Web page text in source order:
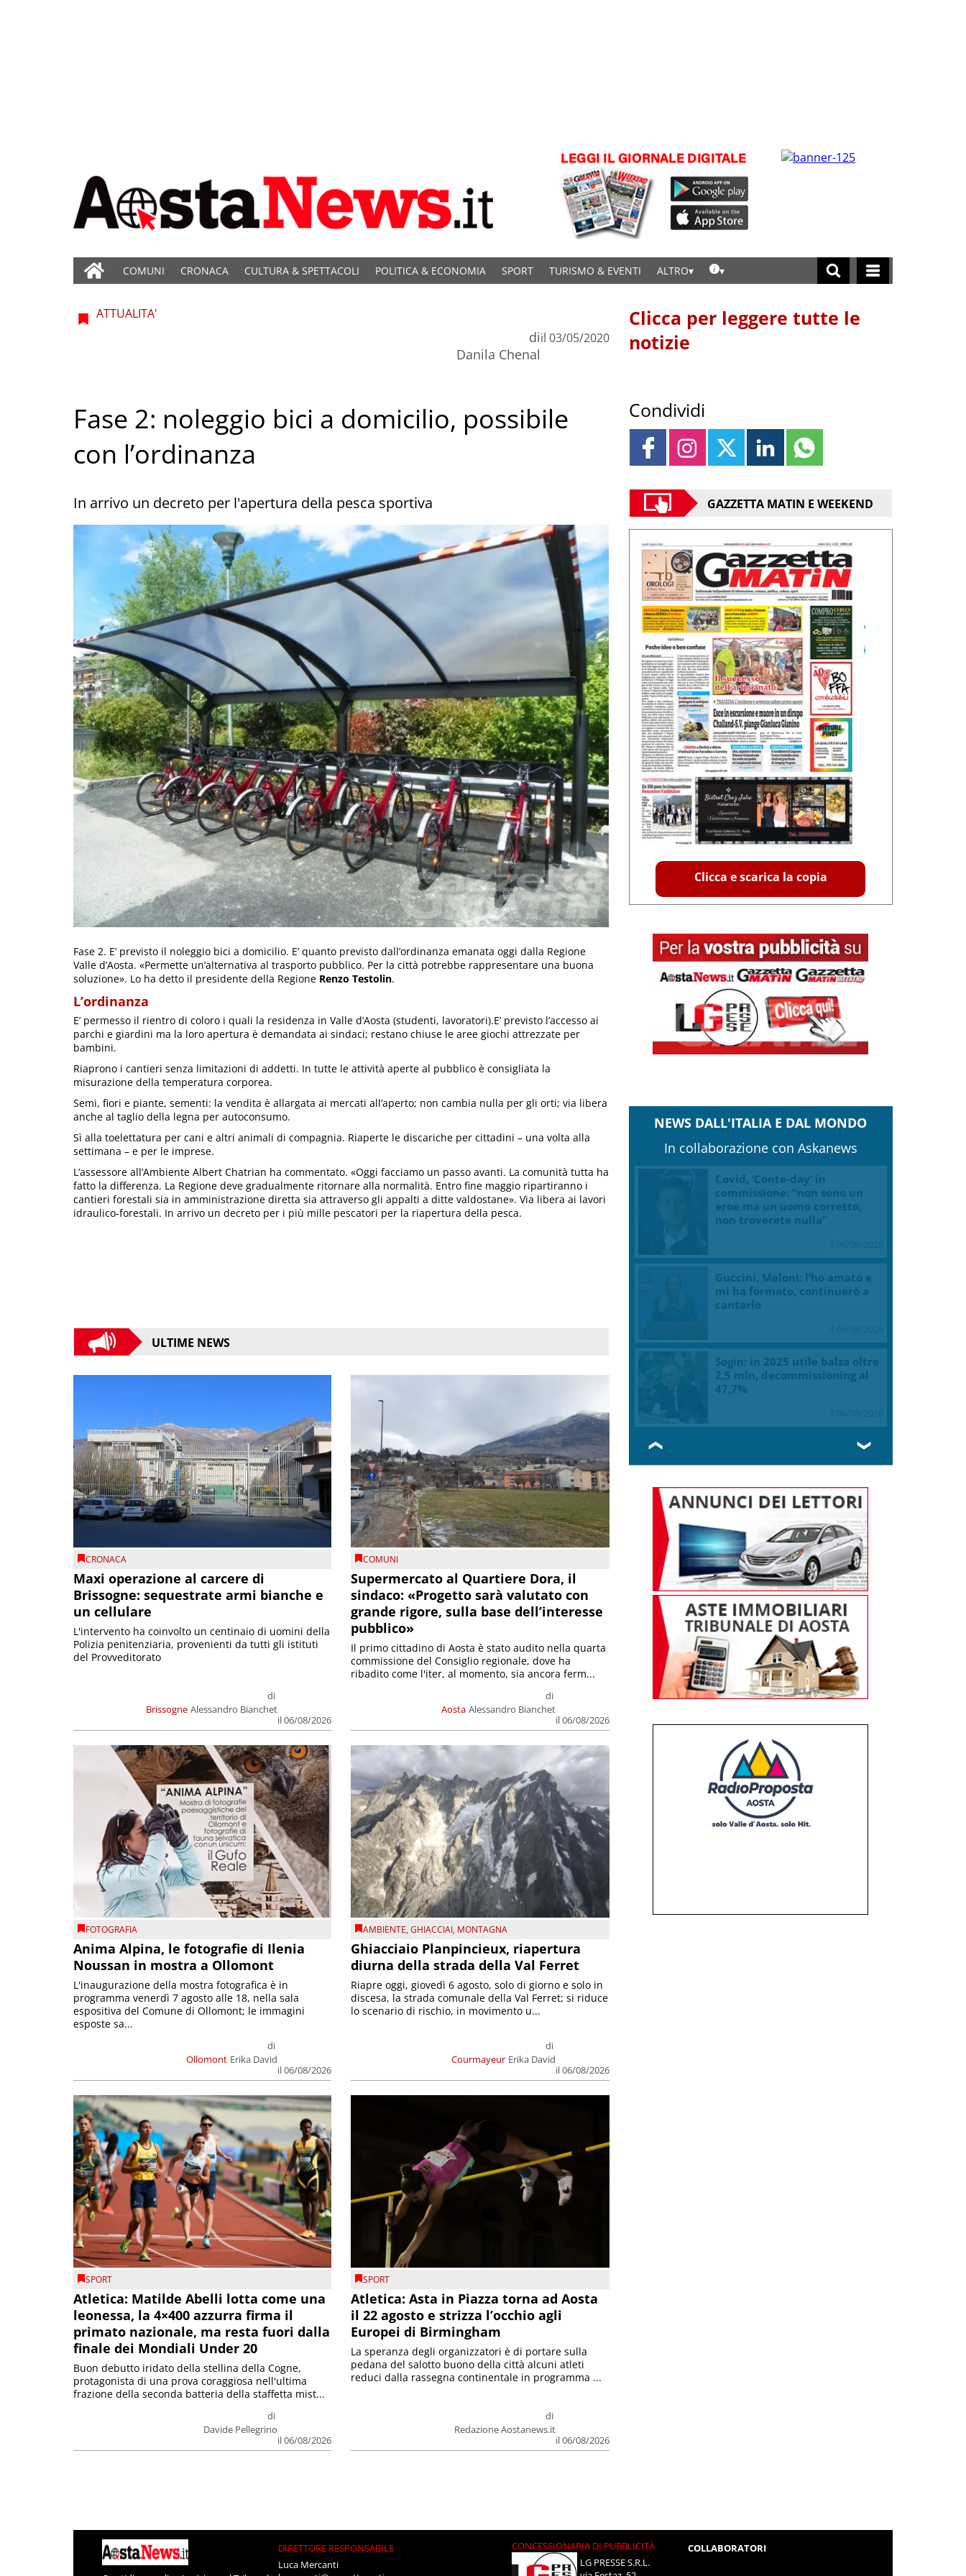
COMUNI CRONACA CULTURA & SPETTACOLI POLITICA & ECONOMIA SPORT TURISMO & EVENTI ALTRO
ATTUALITA'
di
Danila Chenal
il 03/05/2020
Fase 2: noleggio bici a domicilio, possibile
con l’ordinanza
In arrivo un decreto per l'apertura della pesca sportiva
Fase 2. E’ previsto il noleggio bici a domicilio. E’ quanto previsto dall’ordinanza emanata oggi dalla Regione
Valle d’Aosta. «Permette un’alternativa al trasporto pubblico. Per la città potrebbe rappresentare una buona
soluzione». Lo ha detto il presidente della Regione Renzo Testolin.
L’ordinanza
E’ permesso il rientro di coloro i quali la residenza in Valle d’Aosta (studenti, lavoratori).E’ previsto l’accesso ai
parchi e giardini ma la loro apertura è demandata ai sindaci; restano chiuse le aree giochi attrezzate per
bambini.
Riaprono i cantieri senza limitazioni di addetti. In tutte le attività aperte al pubblico è consigliata la
misurazione della temperatura corporea.
Semi, fiori e piante, sementi: la vendita è allargata ai mercati all’aperto; non cambia nulla per gli orti; via libera
anche al taglio della legna per autoconsumo.
Sì alla toelettatura per cani e altri animali di compagnia. Riaperte le discariche per cittadini – una volta alla
settimana – e per le imprese.
L’assessore all’Ambiente Albert Chatrian ha commentato. «Oggi facciamo un passo avanti. La comunità tutta ha
fatto la differenza. La Regione deve gradualmente ritornare alla normalità. Entro fine maggio ripartiranno i
cantieri forestali sia in amministrazione diretta sia attraverso gli appalti a ditte valdostane». Via libera ai lavori
idraulico-forestali. In arrivo un decreto per i più mille pescatori per la riapertura della pesca.
ULTIME NEWS
CRONACA
Maxi operazione al carcere di
Brissogne: sequestrate armi bianche e
un cellulare
Brissogne
di
Alessandro Bianchet
il 06/08/2026
L'intervento ha coinvolto un centinaio di uomini della
Polizia penitenziaria, provenienti da tutti gli istituti
del Provveditorato
COMUNI
Supermercato al Quartiere Dora, il
sindaco: «Progetto sarà valutato con
grande rigore, sulla base dell’interesse
pubblico»
Aosta
di
Alessandro Bianchet
il 06/08/2026
Il primo cittadino di Aosta è stato audito nella quarta
commissione del Consiglio regionale, dove ha
ribadito come l'iter, al momento, sia ancora ferm...
FOTOGRAFIA
Anima Alpina, le fotografie di Ilenia
Noussan in mostra a Ollomont
Ollomont
di
Erika David
il 06/08/2026
L'inaugurazione della mostra fotografica è in
programma venerdì 7 agosto alle 18, nella sala
espositiva del Comune di Ollomont; le immagini
esposte sa...
AMBIENTE,GHIACCIAI, MONTAGNA
Ghiacciaio Planpincieux, riapertura
diurna della strada della Val Ferret
Courmayeur
di
Erika David
il 06/08/2026
Riapre oggi, giovedì 6 agosto, solo di giorno e solo in
discesa, la strada comunale della Val Ferret; si riduce
lo scenario di rischio, in movimento u...
SPORT
Atletica: Matilde Abelli lotta come una
leonessa, la 4×400 azzurra firma il
primato nazionale, ma resta fuori dalla
finale dei Mondiali Under 20
di
Davide Pellegrino
il 06/08/2026
Buon debutto iridato della stellina della Cogne,
protagonista di una prova coraggiosa nell'ultima
frazione della seconda batteria della staffetta mist...
SPORT
Atletica: Asta in Piazza torna ad Aosta
il 22 agosto e strizza l’occhio agli
Europei di Birmingham
di
Redazione Aostanews.it
il 06/08/2026
La speranza degli organizzatori è di portare sulla
pedana del salotto buono della città alcuni atleti
reduci dalla rassegna continentale in programma ...
Clicca per leggere tutte le
notizie
Condividi
GAZZETTA MATIN E WEEKEND
Clicca e scarica la copia
NEWS DALL'ITALIA E DAL MONDO
In collaborazione con Askanews
Covid, ‘Conte-day’ in
commissione: “non sono un
eroe ma un uomo corretto,
non troverete nulla”
Guccini, Meloni: l’ho amato e
mi ha formato, continuerò a
cantarlo
Sogin: in 2025 utile balza oltre
2,5 mln, decommissioning al
47,7%
❮ ❯
DIRETTORE RESPONSABILE
Luca Mercanti
CONCESSIONARIA DI PUBBLICITÀ
LG PRESSE S.R.L.
COLLABORATORI